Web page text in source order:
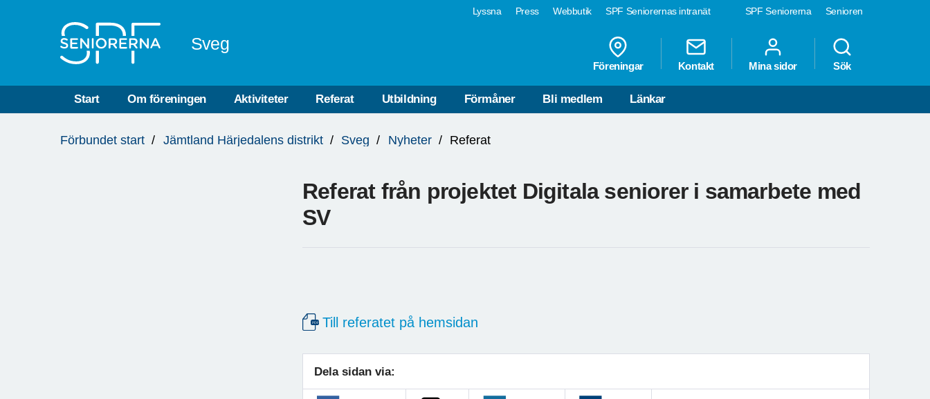
SPF Seniorerna Senioren
Lyssna Press Webbutik SPF Seniorernas intranät
Sveg
Föreningar Kontakt Mina sidor Sök
Start Om föreningen Aktiviteter Referat Utbildning Förmåner Bli medlem Länkar
är
Förbundet start Jämtland Härjedalens distrikt Sveg Nyheter Referat
Referat från projektet Digitala seniorer i samarbete med
SV
Till referatet på hemsidan
Dela sidan via: